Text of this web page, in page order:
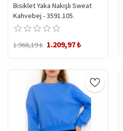
Bisiklet Yaka Nakışlı Sweat
Kahvebej - 3591.105.
1.966,19 ₺ 1.209,97 ₺